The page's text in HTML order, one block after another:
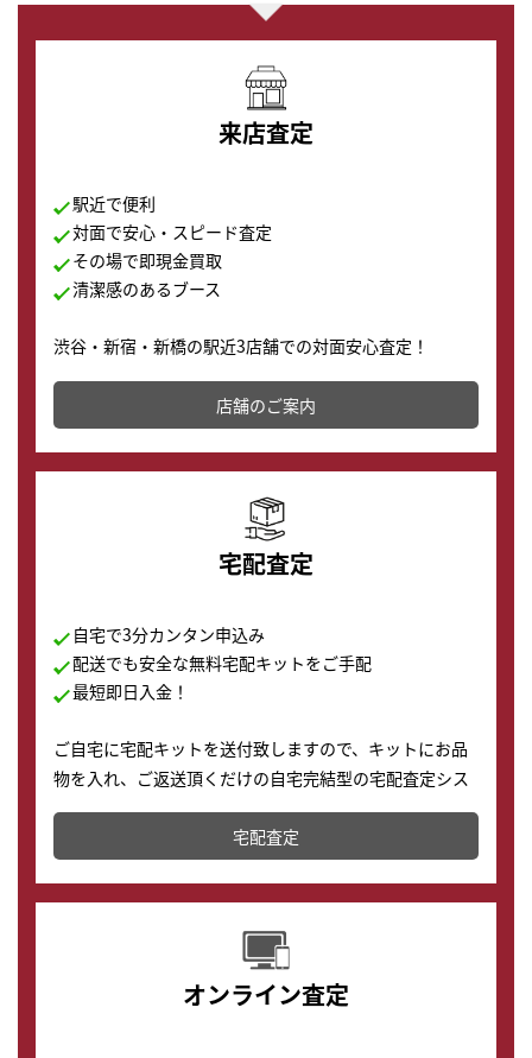
来店査定
駅近で便利
対面で安心・スピード査定
その場で即現金買取
清潔感のあるブース
渋谷・新宿・新橋の駅近3店舗での対面安心査定！
その場で現金買取致します。渋谷本店では、時計販売の
店舗を併設しており、下取りに出してお得に新しい時計
の購入もできます♪
店舗のご案内
宅配査定
自宅で3分カンタン申込み
配送でも安全な無料宅配キットをご手配
最短即日入金！
ご自宅に宅配キットを送付致しますので、キットにお品
物を入れ、ご返送頂くだけの自宅完結型の宅配査定シス
テムです。
配送でも簡単&安全に査定・買取に出すことが可能で
す。
宅配査定
オンライン査定